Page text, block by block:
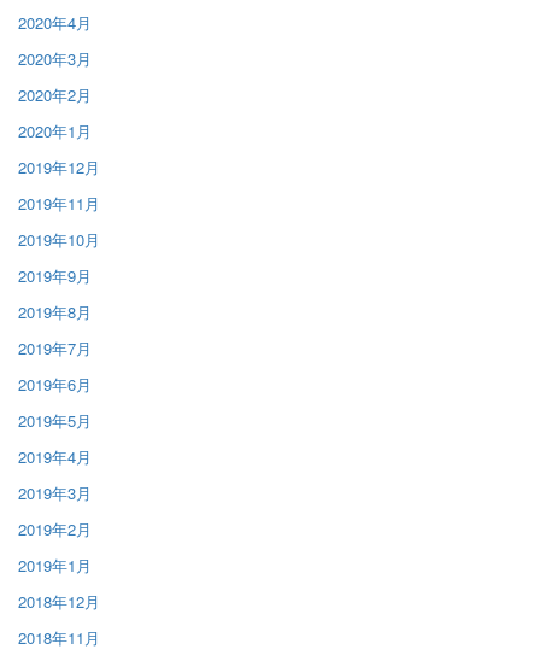
2020年4月
2020年3月
2020年2月
2020年1月
2019年12月
2019年11月
2019年10月
2019年9月
2019年8月
2019年7月
2019年6月
2019年5月
2019年4月
2019年3月
2019年2月
2019年1月
2018年12月
2018年11月